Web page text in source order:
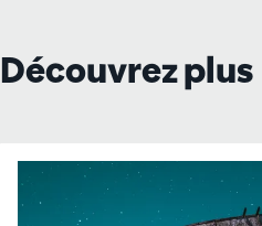
Découvrez plus